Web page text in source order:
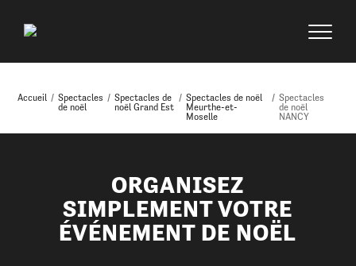
Accueil / Spectacles
de noël
/ Spectacles de
noël Grand Est
/ Spectacles de noël
Meurthe-et-
Moselle
/ Spectacles
de noël
NANCY
ORGANISEZ
SIMPLEMENT VOTRE
ÉVÉNEMENT DE NOËL